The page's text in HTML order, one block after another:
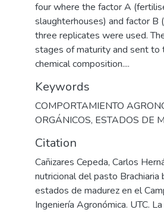
four where the factor A
slaughterhouses) and factor
three replicates were used.
stages of maturity and sent to
chemical composition....
Keywords
COMPORTAMIENTO
ORGÁNICOS, ESTADOS DE
Citation
Cañizares Cepeda, Carlos
nutricional del pasto
estados de madurez en el
Ingeniería Agronómica. UTC.